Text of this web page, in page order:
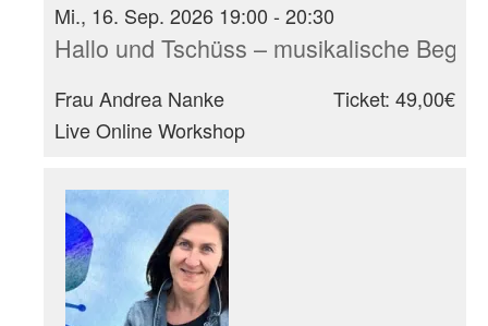
Mi., 16. Sep. 2026 19:00 - 20:30
Hallo und Tschüss – musikalische
Frau Andrea Nanke
Live Online Workshop
Ticket: 49,00€